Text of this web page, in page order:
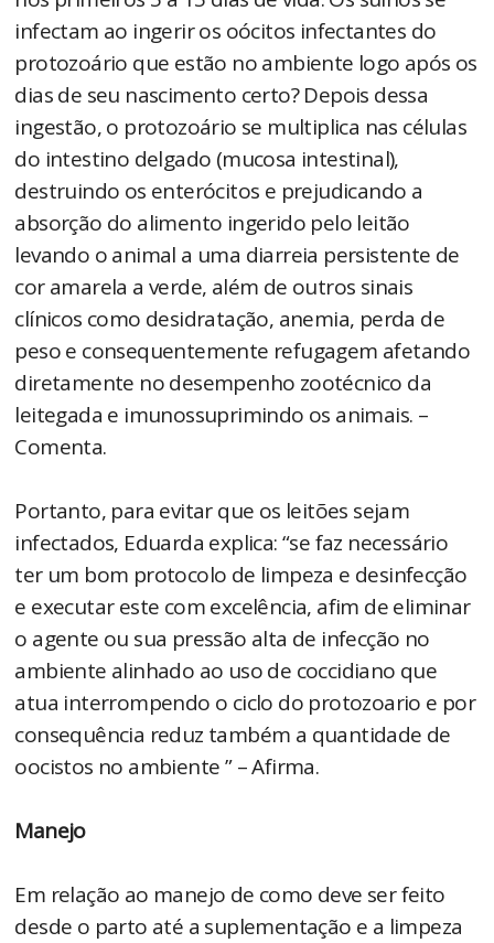
infectam ao ingerir os oócitos infectantes do
protozoário que estão no ambiente logo após os
dias de seu nascimento certo? Depois dessa
ingestão, o protozoário se multiplica nas células
do intestino delgado (mucosa intestinal),
destruindo os enterócitos e prejudicando a
absorção do alimento ingerido pelo leitão
levando o animal a uma diarreia persistente de
cor amarela a verde, além de outros sinais
clínicos como desidratação, anemia, perda de
peso e consequentemente refugagem afetando
diretamente no desempenho zootécnico da
leitegada e imunossuprimindo os animais. –
Comenta.
Portanto, para evitar que os leitões sejam
infectados, Eduarda explica: “se faz necessário
ter um bom protocolo de limpeza e desinfecção
e executar este com excelência, afim de eliminar
o agente ou sua pressão alta de infecção no
ambiente alinhado ao uso de coccidiano que
atua interrompendo o ciclo do protozoario e por
consequência reduz também a quantidade de
oocistos no ambiente ” – Afirma.
Manejo
Em relação ao manejo de como deve ser feito
desde o parto até a suplementação e a limpeza